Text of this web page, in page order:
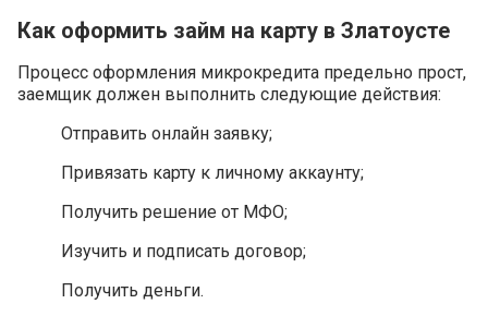
Как оформить займ на карту в Златоусте
Процесс оформления микрокредита предельно прост,
заемщик должен выполнить следующие действия:
Отправить онлайн заявку;
Привязать карту к личному аккаунту;
Получить решение от МФО;
Изучить и подписать договор;
Получить деньги.